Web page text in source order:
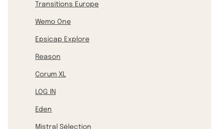
Transitions Europe
Wemo One
Epsicap Explore
Reason
Corum XL
LOG IN
Eden
Mistral Sélection